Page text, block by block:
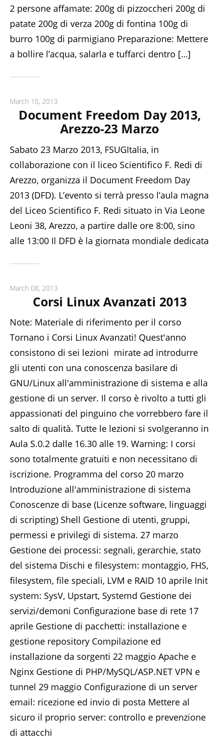
2 persone affamate: 200g di pizzoccheri 200g di
patate 200g di verza 200g di fontina 100g di
burro 100g di parmigiano Preparazione: Mettere
a bollire l’acqua, salarla e tuffarci dentro […]
March 10, 2013
Document Freedom Day 2013,
Arezzo-23 Marzo
Sabato 23 Marzo 2013, FSUGItalia, in
collaborazione con il liceo Scientifico F. Redi di
Arezzo, organizza il Document Freedom Day
2013 (DFD). L’evento si terrà presso l’aula magna
del Liceo Scientifico F. Redi situato in Via Leone
Leoni 38, Arezzo, a partire dalle ore 8:00, sino
alle 13:00 Il DFD è la giornata mondiale dedicata
March 08, 2013
Corsi Linux Avanzati 2013
Note: Materiale di riferimento per il corso
Tornano i Corsi Linux Avanzati! Quest'anno
consistono di sei lezioni mirate ad introdurre
gli utenti con una conoscenza basilare di
GNU/Linux all'amministrazione di sistema e alla
gestione di un server. Il corso è rivolto a tutti gli
appassionati del pinguino che vorrebbero fare il
salto di qualità. Tutte le lezioni si svolgeranno in
Aula S.0.2 dalle 16.30 alle 19. Warning: I corsi
sono totalmente gratuiti e non necessitano di
iscrizione. Programma del corso 20 marzo
Introduzione all'amministrazione di sistema
Conoscenze di base (Licenze software, linguaggi
di scripting) Shell Gestione di utenti, gruppi,
permessi e privilegi di sistema. 27 marzo
Gestione dei processi: segnali, gerarchie, stato
del sistema Dischi e filesystem: montaggio, FHS,
filesystem, file speciali, LVM e RAID 10 aprile Init
system: SysV, Upstart, Systemd Gestione dei
servizi/demoni Configurazione base di rete 17
aprile Gestione di pacchetti: installazione e
gestione repository Compilazione ed
installazione da sorgenti 22 maggio Apache e
Nginx Gestione di PHP/MySQL/ASP.NET VPN e
tunnel 29 maggio Configurazione di un server
email: ricezione ed invio di posta Mettere al
sicuro il proprio server: controllo e prevenzione
di attacchi